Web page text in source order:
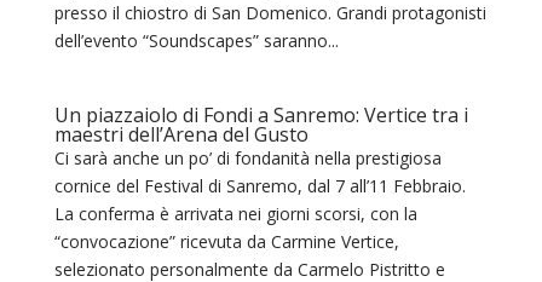
presso il chiostro di San Domenico. Grandi protagonisti
dell’evento “Soundscapes” saranno...
Un piazzaiolo di Fondi a Sanremo: Vertice tra i
maestri dell’Arena del Gusto
Ci sarà anche un po’ di fondanità nella prestigiosa
cornice del Festival di Sanremo, dal 7 all’11 Febbraio.
La conferma è arrivata nei giorni scorsi, con la
“convocazione” ricevuta da Carmine Vertice,
selezionato personalmente da Carmelo Pistritto e